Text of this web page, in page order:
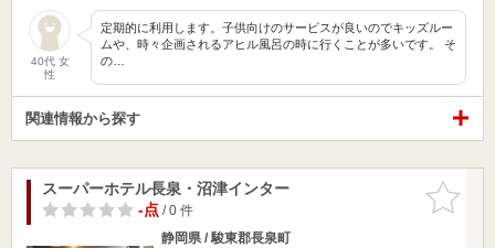
40代 女
性
定期的に利用します。子供向けのサービスが良いのでキッズルー
ムや、時々企画されるアヒル風呂の時に行くことが多いです。 そ
の…
関連情報から探す
お気に入
りに追加
スーパーホテル長泉・沼津インター
-点/ 0 件
静岡県 / 駿東郡長泉町